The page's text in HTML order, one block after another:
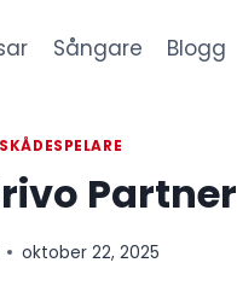
Sångare Blogg
SKÅDESPELARE
Partner
oktober 22, 2025